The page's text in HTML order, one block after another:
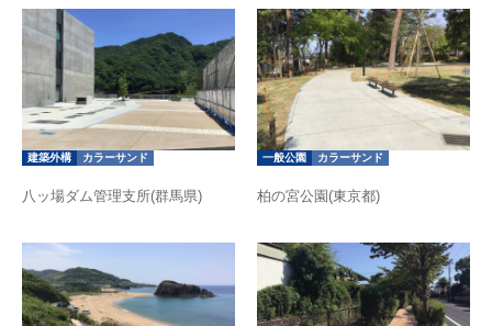
建築外構 カラーサンド
八ッ場ダム管理支所(群馬県)
一般公園 カラーサンド
柏の宮公園(東京都)